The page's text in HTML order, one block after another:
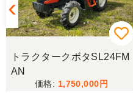
茨城県／鈴木博文
遠路トラクターの配
望している物が入荷
くお願いいたします。
トラクタークボタSL24FM
AN
1,750,000